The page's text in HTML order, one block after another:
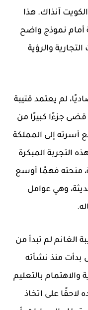
آنذاك. هذا
أمام نموذج واضح
والرؤية
لم يعتمد قتيبة
قضى جزءًا كبيرًا من
أسرته إلى المملكة
التجربة المبكرة
منحته فهمًا أوسع
وهي عوامل
الغانم لم تبدأ من
بدأت منذ نشأته
والاهتمام بالتعليم
لاحقًا على اتخاذ